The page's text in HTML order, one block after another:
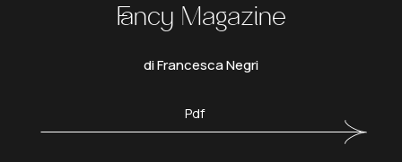
Fancy Magazine
di Francesca Negri
Pdf